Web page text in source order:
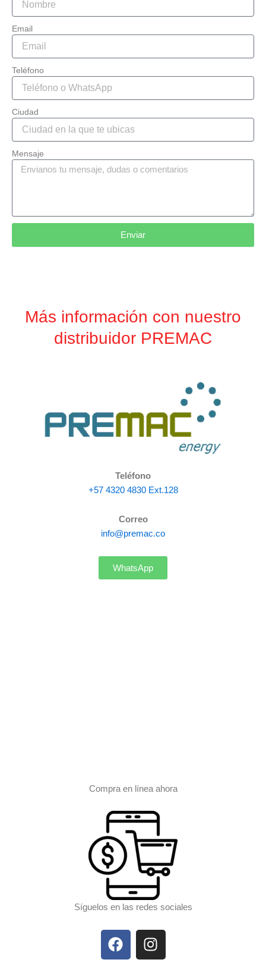
o
o
g
r
b
e
Email
Teléfono
Ciudad
Mensaje
Enviar
Más información con nuestro
distribuidor PREMAC
Teléfono
+57 4320 4830 Ext.128
Correo
info@premac.co
WhatsApp
Compra en línea ahora
Síguelos en las redes sociales
F
a
I
n